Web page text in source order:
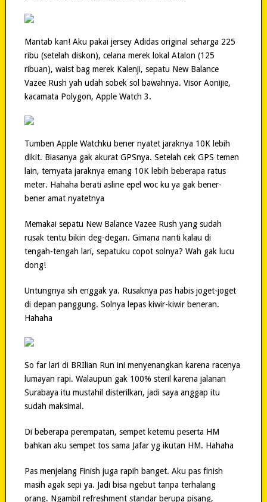
Mantab kan! Aku pakai jersey Adidas original seharga 225
ribu (setelah diskon), celana merek lokal Atalon (125
ribuan), waist bag merek Kalenji, sepatu New Balance
Vazee Rush yah udah sobek sol bawahnya. Visor Aonijie,
kacamata Polygon, Apple Watch 3.
Tumben Apple Watchku bener nyatet jaraknya 10K lebih
dikit. Biasanya gak akurat GPSnya. Setelah cek GPS temen
lain, ternyata jaraknya emang 10K lebih beberapa ratus
meter. Hahaha berati asline epel woc ku ya gak bener-
bener amat nyatetnya
Memakai sepatu New Balance Vazee Rush yang sudah
rusak tentu bikin deg-degan. Gimana nanti kalau di
tengah-tengah lari, sepatuku copot solnya? Wah gak lucu
dong!
Untungnya sih enggak ya. Rusaknya pas habis joget-joget
di depan panggung. Solnya lepas kiwir-kiwir beneran.
Hahaha
So far lari di BRIlian Run ini menyenangkan karena racenya
lumayan rapi. Walaupun gak 100% steril karena jalanan
Surabaya itu mustahil disterilkan, jadi saya anggap itu
sudah maksimal.
Di beberapa perempatan, sempet ketemu peserta HM
bahkan aku sempet tos sama Jafar yg ikutan HM. Hahaha
Pas menjelang Finish juga rapih banget. Aku pas finish
masih agak sepi ya. Jadi bisa ngebut tanpa terhalang
orang. Ngambil refreshment standar berupa pisang,